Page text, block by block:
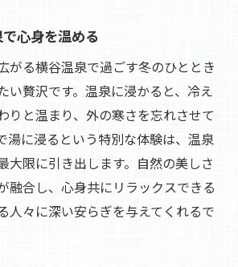
心身を温める
がる横谷温泉で過ごす冬のひととき
い贅沢です。温泉に浸かると、冷え
りと温まり、外の寒さを忘れさせて
湯に浸るという特別な体験は、温泉
大限に引き出します。自然の美しさ
融合し、心身共にリラックスできる
人々に深い安らぎを与えてくれるで